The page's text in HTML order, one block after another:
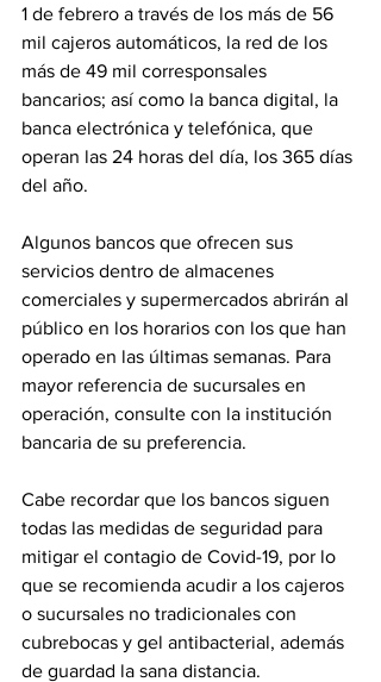
1 de febrero a través de los más de 56
mil cajeros automáticos, la red de los
más de 49 mil corresponsales
bancarios; así como la banca digital, la
banca electrónica y telefónica, que
operan las 24 horas del día, los 365 días
del año.
Algunos bancos que ofrecen sus
servicios dentro de almacenes
comerciales y supermercados abrirán al
público en los horarios con los que han
operado en las últimas semanas. Para
mayor referencia de sucursales en
operación, consulte con la institución
bancaria de su preferencia.
Cabe recordar que los bancos siguen
todas las medidas de seguridad para
mitigar el contagio de Covid-19, por lo
que se recomienda acudir a los cajeros
o sucursales no tradicionales con
cubrebocas y gel antibacterial, además
de guardad la sana distancia.